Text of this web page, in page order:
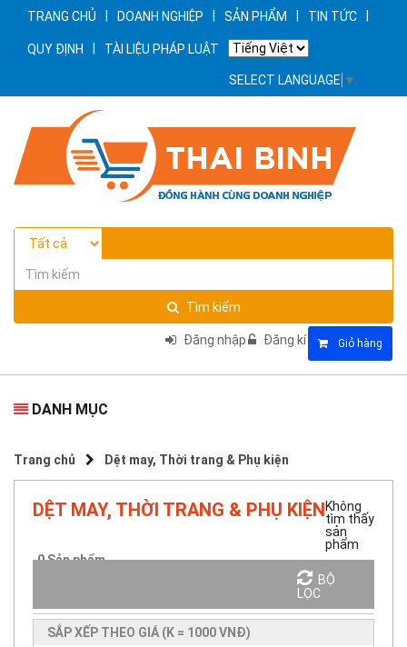
TRANG CHỦ DOANH NGHIỆP SẢN PHẨM TIN TỨC
QUY ĐỊNH TÀI LIỆU PHÁP LUẬT
SELECT LANGUAGE ▼
Tìm kiếm
Đăng nhập Đăng kí Giỏ hàng
DANH MỤC
Trang chủ Dệt may, Thời trang & Phụ kiện
DỆT MAY, THỜI TRANG & PHỤ KIỆN
0Sản phẩm.
Không
tìm thấy
sản
phẩm
BỘ
LỌC
SẮP XẾP THEO GIÁ (K = 1000 VNĐ)